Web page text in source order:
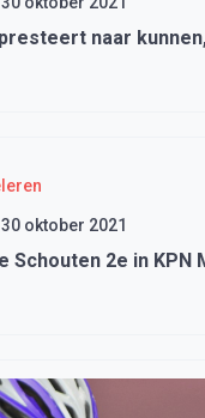
naar
30 oktober 2021
Schouten 2e in KPN